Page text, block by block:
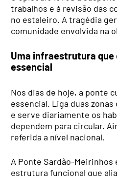
trabalhos e à revisão das
no estaleiro. A tragédia
comunidade envolvida na
Uma infraestrutura
essencial
Nos dias de hoje, a ponte
essencial. Liga duas
e serve diariamente os
dependem para circular.
referida a nível nacional.
A Ponte Sardão-Meirinhos
estrutura funcional que